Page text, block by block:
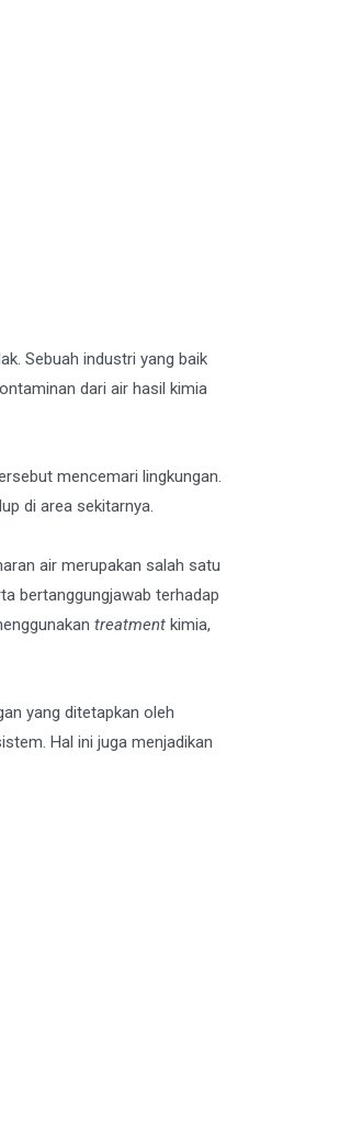
Sebuah industri yang baik
dari air hasil kimia
mencemari lingkungan.
di area sekitarnya.
air merupakan salah satu
bertanggungjawab terhadap
treatment kimia,
yang ditetapkan oleh
Hal ini juga menjadikan